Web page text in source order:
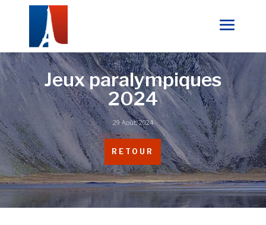
Jeux paralympiques
2024
29 Août, 2024
RETOUR